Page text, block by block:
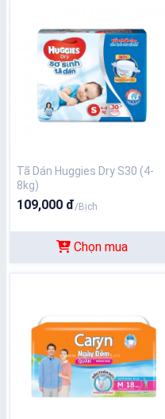
Tã Dán Huggies Dry S30 (4-
8kg)
109,000 đ/Bịch
Chọn mua